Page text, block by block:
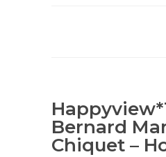
Bernard
Chiquet –